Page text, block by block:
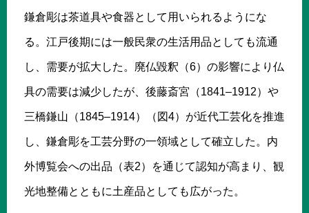
鎌倉彫は茶道具や食器として用いられるようにな
る。江戸後期には一般民衆の生活用品としても流通
し、需要が拡大した。廃仏毀釈（6）の影響により仏
具の需要は減少したが、後藤斎宮（1841–1912）や
三橋鎌山（1845–1914）（図4）が近代工芸化を推進
し、鎌倉彫を工芸分野の一領域として確立した。内
外博覧会への出品（表2）を通じて認知が高まり、観
光地整備とともに土産品としても広がった。